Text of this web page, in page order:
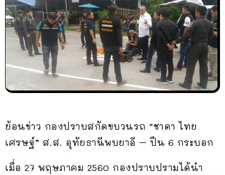
ย้อนข่าว กองปราบสกัดขบวนรถ “ชาดา ไทย
เศรษฐ์” ส.ส. อุทัยธานีพบยาอี – ปืน 6 กระบอก
เมื่อ 27 พฤษภาคม 2560 กองปราบปรามได้นำ